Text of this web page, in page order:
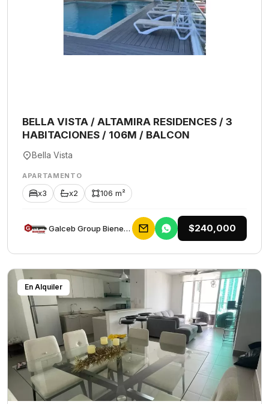
BELLA VISTA / ALTAMIRA RESIDENCES / 3
HABITACIONES / 106M / BALCON
Bella Vista
APARTAMENTO
x3 x2 106 m²
Galceb Group Bienes Raices $240,000
En Alquiler